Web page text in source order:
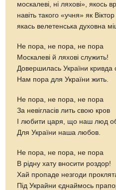
москалеві, ні ляхові», якось
навіть такого «учня» як
якась велетенська духовна
Не пора, не пора, не пора
Москалеві й ляхові служить!
Довершилась України кривда
Нам пора для України жить.
Не пора, не пора, не пора
За невігласів лить свою кров
І любити царя, що наш люд
Для України наша любов.
Не пора, не пора, не пора
В рідну хату вносити роздор!
Хай пропаде незгоди
Під Украйни єднаймось